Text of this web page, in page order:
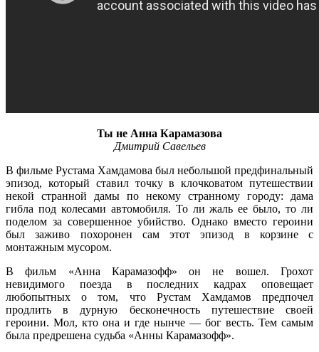
Ты не Анна Карамазова
Дмитрий Савельев
В фильме Рустама Хамдамова был небольшой предфинальный
эпизод, который ставил точку в клочковатом путешествии
некой странной дамы по некому странному городу: дама
гибла под колесами автомобиля. То ли жаль ее было, то ли
поделом за совершенное убийство. Однако вместо героини
был заживо похоронен сам этот эпизод в корзине с
монтажным мусором.
В фильм «Анна Карамазофф» он не вошел. Грохот
невидимого поезда в последних кадрах оповещает
любопытных о том, что Рустам Хамдамов предпочел
продлить в дурную бесконечность путешествие своей
героини. Мол, кто она и где нынче — бог весть. Тем самым
была предрешена судьба «Анны Карамазофф».